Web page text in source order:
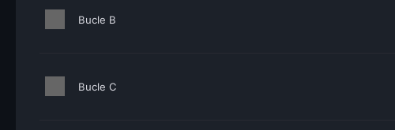
Bucle B
Bucle C